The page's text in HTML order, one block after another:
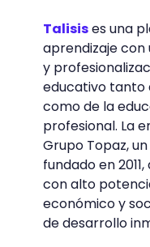
Talisises una
aprendizaje con
y
educativo tanto
como de la
profesional. La
Grupo Topaz,
fundado en
con alto
económico y
de desarrollo